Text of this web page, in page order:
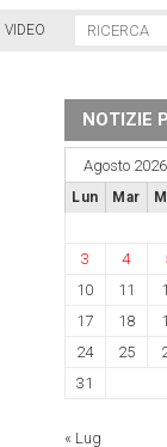
VIDEO
NOTIZIE
Agosto 2026
Lun Mar
3
4
10
11
17
18
24
25
31
« Lug